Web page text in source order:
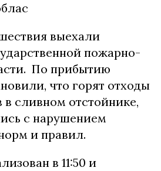
выехали
пожарно-
По прибытию
что горят отходы
в сливном отстойнике,
с нарушением
и правил.
в 11:50 и